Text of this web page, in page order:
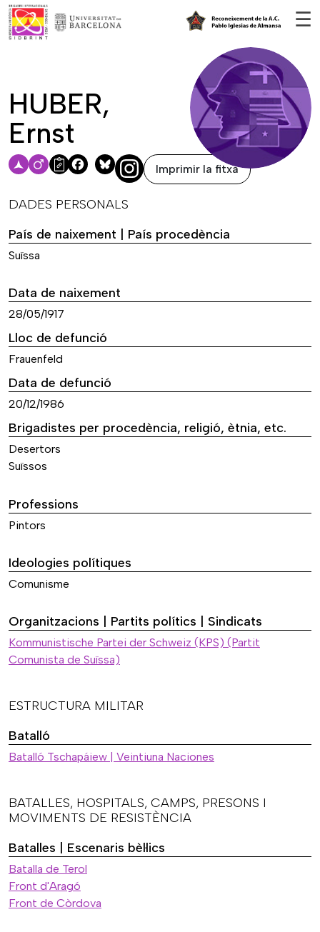
☰
HUBER,
Ernst
Facebook
Bluesky Imprimir la fitxa
DADES PERSONALS
País de naixement | País procedència
Suïssa
Data de naixement
28/05/1917
Lloc de defunció
Frauenfeld
Data de defunció
20/12/1986
Brigadistes per procedència, religió, ètnia, etc.
Desertors
Suïssos
Professions
Pintors
Ideologies polítiques
Comunisme
Organitzacions | Partits polítics | Sindicats
Kommunistische Partei der Schweiz (KPS) (Partit
Comunista de Suïssa)
ESTRUCTURA MILITAR
Batalló
Batalló Tschapáiew | Veintiuna Naciones
BATALLES, HOSPITALS, CAMPS, PRESONS I
MOVIMENTS DE RESISTÈNCIA
Batalles | Escenaris bèl·lics
Batalla de Terol
Front d'Aragó
Front de Còrdova